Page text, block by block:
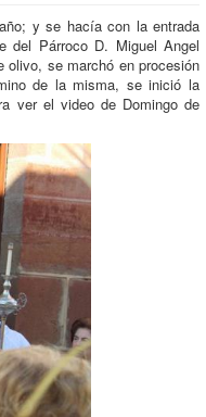
y se hacía con la entrada
del Párroco D. Miguel Angel
se marchó en procesión
de la misma, se inició la
ver el video de Domingo de